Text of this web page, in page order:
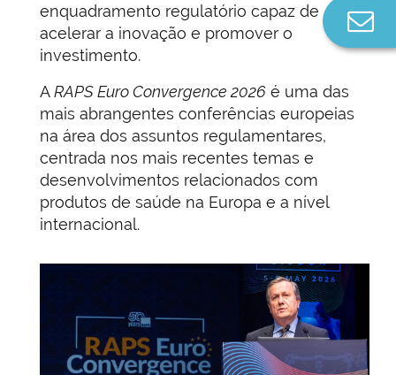
enquadramento regulatório capaz de
acelerar a inovação e promover o
investimento.
ARAPS Euro Convergence 2026 é uma das
mais abrangentes conferências europeias
na área dos assuntos regulamentares,
centrada nos mais recentes temas e
desenvolvimentos relacionados com
produtos de saúde na Europa e a nível
internacional.